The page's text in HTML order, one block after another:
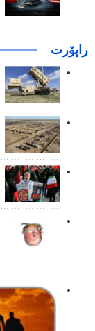
راپۆرت